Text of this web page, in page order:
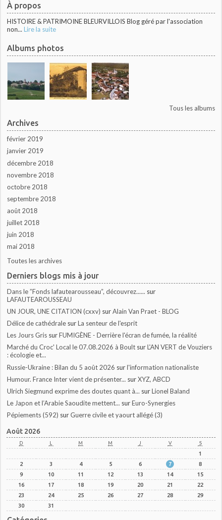
À propos
HISTOIRE & PATRIMOINE BLEURVILLOIS Blog géré par l'association
non... Lire la suite
Albums photos
Tous les albums
Archives
février 2019
janvier 2019
décembre 2018
novembre 2018
octobre 2018
septembre 2018
août 2018
juillet 2018
juin 2018
mai 2018
Toutes les archives
Derniers blogs mis à jour
Dans le ”Fonds lafautearousseau”, découvrez...... sur
LAFAUTEAROUSSEAU
UN JOUR, UNE CITATION (cxxv) surAlain Van Praet - BLOG
Délice de cathédrale surLa senteur de l'esprit
Les Jours Gris surFUMIGÈNE - Derrière l'écran de fumée, la réalité
Marché du Croc' Local le 07.08.2026 à Boult surL'AN VERT de Vouziers
: écologie et...
Russie-Ukraine : Bilan du 5 août 2026 surl'information nationaliste
Humour. France Inter vient de présenter... surXYZ, ABCD
Ulrich Siegmund exprime des doutes quant à... surLionel Baland
Le Japon et l’Arabie Saoudite mettent... surEuro-Synergies
Pépiements (592) surGuerre civile et yaourt allégé (3)
Août 2026
D L M M J V S
1
2
3 4 5 6 7
8
9
10 11 12 13 14
15
16
17 18 19 20 21
22
23
24 25 26 27 28
29
30
31